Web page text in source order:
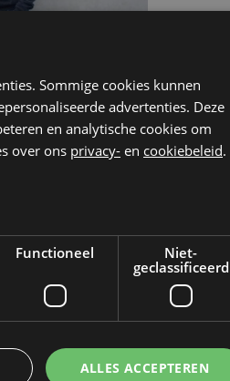
In 2025
soep bereid
Sommige cookies kunnen
advertenties. Deze
en analytische cookies om
over ons privacy- en cookiebeleid.
Functioneel
Niet-
geclassificeerd
ALLES ACCEPTEREN